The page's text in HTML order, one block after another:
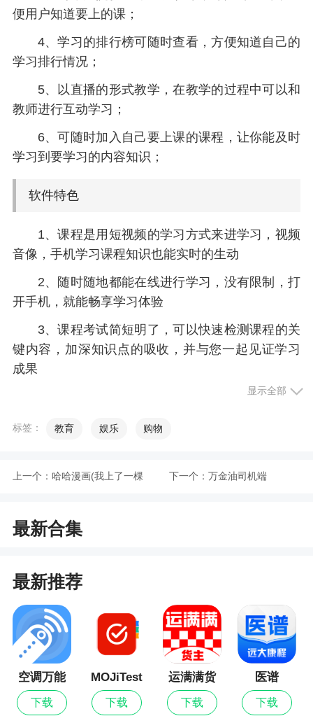
便用户知道要上的课；
4、学习的排行榜可随时查看，方便知道自己的
学习排行情况；
5、以直播的形式教学，在教学的过程中可以和
教师进行互动学习；
6、可随时加入自己要上课的课程，让你能及时
学习到要学习的内容知识；
软件特色
1、课程是用短视频的学习方式来进学习，视频
音像，手机学习课程知识也能实时的生动
2、随时随地都能在线进行学习，没有限制，打
开手机，就能畅享学习体验
3、课程考试简短明了，可以快速检测课程的关
键内容，加深知识点的吸收，并与您一起见证学习
成果
4、所有教师都是高学历优质教师，都有超高的
小编评价
1、看点云课堂软件中有着海量精选课程，随时
随地在线学习，同时看点云课堂还有一站式服务陪
伴您的学习道路
2、看点云课堂，一款教师在线课堂学习软件，
方便教师在手机上上传在线课堂视频，支持直播模
式，可以与学生们进行线上的课堂教育互动，可以
实时查看每位学生们的学习状态，可以借助AI技术
来实现自动化点名管理，让线上课程教育增加轻松
显示全部
标签： 教育 娱乐 购物
上一个： 哈哈漫画(我上了一棵 下一个： 万金油司机端
最新合集
最新推荐
空调万能
遥控器
下载
MOJiTest
下载
运满满货
主
下载
医谱
下载